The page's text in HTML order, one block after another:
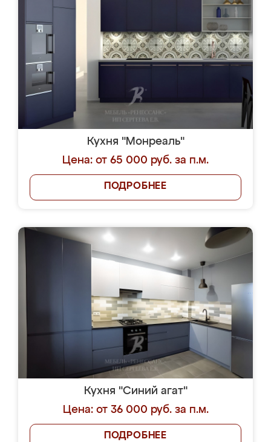
Кухня "Монреаль"
Цена: от 65 000 руб. за п.м.
ПОДРОБНЕЕ
Кухня "Синий агат"
Цена: от 36 000 руб. за п.м.
ПОДРОБНЕЕ